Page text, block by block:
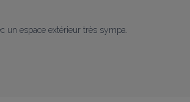
un espace extérieur très sympa.